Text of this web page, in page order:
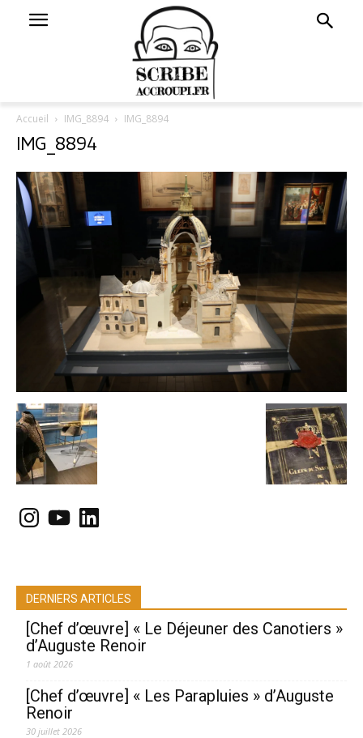
Accueil IMG_8894 IMG_8894
IMG_8894
Instagram
YouTubeLinkedIn
DERNIERS ARTICLES
[Chef d’œuvre] « Le Déjeuner des Canotiers »
d’Auguste Renoir
1 août 2026
[Chef d’œuvre] « Les Parapluies » d’Auguste
Renoir
30 juillet 2026